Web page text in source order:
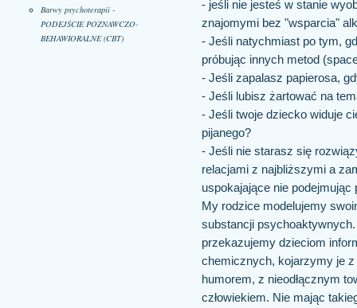
Barwy psychoterapii -
PODEJŚCIE POZNAWCZO-
BEHAWIORALNE (CBT)
- jeśli nie jesteś w stanie
znajomymi bez "wsparcia"
- Jeśli natychmiast po tym,
próbując innych metod
- Jeśli zapalasz papierosa,
- Jeśli lubisz żartować na
- Jeśli twoje dziecko widuje
pijanego?
- Jeśli nie starasz się
relacjami z najbliższymi a
uspokajające nie podejmując
My rodzice modelujemy
substancji
przekazujemy dzieciom
chemicznych, kojarzymy je
humorem, z nieodłącznym
człowiekiem. Nie mając